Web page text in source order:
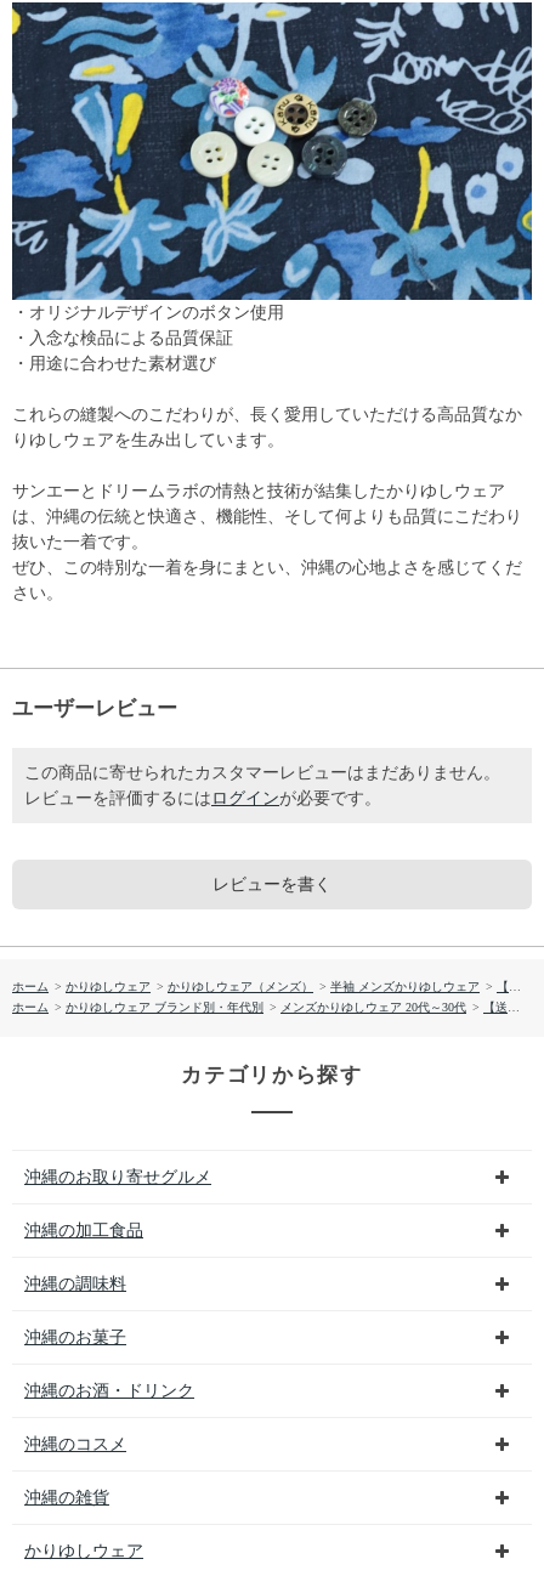
・オリジナルデザインのボタン使用
・入念な検品による品質保証
・用途に合わせた素材選び
これらの縫製へのこだわりが、長く愛用していただける高品質なか
りゆしウェアを生み出しています。
サンエーとドリームラボの情熱と技術が結集したかりゆしウェア
は、沖縄の伝統と快適さ、機能性、そして何よりも品質にこだわり
抜いた一着です。
ぜひ、この特別な一着を身にまとい、沖縄の心地よさを感じてくだ
さい。
ユーザーレビュー
この商品に寄せられたカスタマーレビューはまだありません。
レビューを評価するには ログインが必要です。
レビューを書く
ホーム > かりゆしウェア > かりゆしウェア（メンズ） > 半袖 メンズかりゆしウェア >
【送料無料】形態安定 ヨットハーバー濃地柄 かりゆしウェアP1025-17
ホーム > かりゆしウェア ブランド別・年代別 > メンズかりゆしウェア 20代～30代 > 【送料無料】形態安定 ヨットハーバー濃地柄 かりゆしウェアP1025-17
カテゴリから探す
沖縄のお取り寄せグルメ
沖縄の加工食品
沖縄の調味料
沖縄のお菓子
沖縄のお酒・ドリンク
沖縄のコスメ
沖縄の雑貨
かりゆしウェア